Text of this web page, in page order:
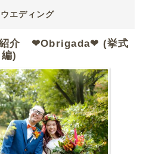
エディング
紹介 ❤Obrigada❤ (挙式
編)